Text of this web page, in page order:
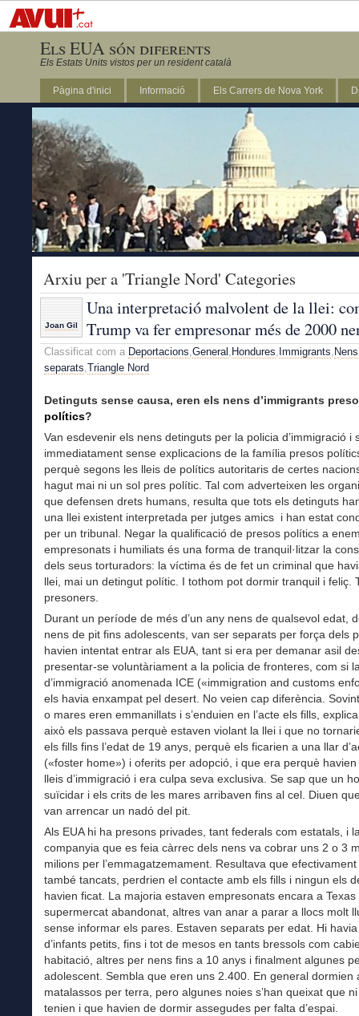
Els EUA són diferents
Els Estats Units vistos per un resident català
Pàgina d'inici Informació Els Carrers de Nova York
Arxiu per a 'Triangle Nord' Categories
Joan Gil
Una interpretació malvolent de la llei:
Trump va fer empresonar més de 2000
Classificat com a Deportacions,General , Hondures, Immigrants, Nens
separats,Triangle Nord
Detinguts sense causa, eren els nens d’immigrants
polítics?
Van esdevenir els nens detinguts per la policia d’immigració i
immediatament sense explicacions de la família presos
perquè segons les lleis de polítics autoritaris de certes
hagut mai ni un sol pres polític. Tal com adverteixen les
que defensen drets humans, resulta que tots els detinguts
una llei existent interpretada per jutges amics i han estat
per un tribunal. Negar la qualificació de presos polítics a
empresonats i humiliats és una forma de tranquil·litzar la
dels seus torturadors: la víctima és de fet un criminal que
llei, mai un detingut polític. I tothom pot dormir tranquil i feliç.
presoners.
Durant un període de més d’un any nens de qualsevol edat,
nens de pit fins adolescents, van ser separats per força dels
havien intentat entrar als EUA, tant si era per demanar asil
presentar-se voluntàriament a la policia de fronteres, com si
d’immigració anomenada ICE («immigration and customs
els havia enxampat pel desert. No veien cap diferència.
o mares eren emmanillats i s’enduien en l’acte els fills,
això els passava perquè estaven violant la llei i que no
els fills fins l’edat de 19 anys, perquè els ficarien a una llar
(«foster home») i oferits per adopció, i que era perquè
lleis d’immigració i era culpa seva exclusiva. Se sap que un
suïcidar i els crits de les mares arribaven fins al cel. Diuen
van arrencar un nadó del pit.
Als EUA hi ha presons privades, tant federals com estatals, i
companyia que es feia càrrec dels nens va cobrar uns 2 o 3
milions per l’emmagatzemament. Resultava que
també tancats, perdrien el contacte amb els fills i ningun els
havien ficat. La majoria estaven empresonats encara a Texas
supermercat abandonat, altres van anar a parar a llocs molt
sense informar els pares. Estaven separats per edat. Hi
d’infants petits, fins i tot de mesos en tants bressols com
habitació, altres per nens fins a 10 anys i finalment algunes
adolescent. Sembla que eren uns 2.400. En general dormien
matalassos per terra, pero algunes noies s’han queixat que
tenien i que havien de dormir assegudes per falta d’espai.